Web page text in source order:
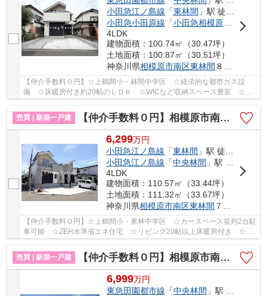
小田急江ノ島線 「東林間 」駅 徒歩14分
小田急小田原線 「小田急相模原」駅 バス4
4LDK
建物面積：100.74㎡（30.47坪）
土地面積：100.87㎡（30.51坪）
神奈川県相模原市南区東林間 ８丁目
【仲介手数料０円】☆上鶴間小・林間中学区 ☆経済的な都市ガス設
備 ☆床暖房付き約20帖のＬＤＫ ☆WICなど収納スペース豊富 ☆カ
売買 | 新築一戸建
【仲介手数料０円】相模原市南区東林間17期 新築一戸建て 全2棟
6,299万円
小田急江ノ島線 「東林間 」駅 徒歩13分
小田急江ノ島線 「中央林間 」駅 徒歩16分
4LDK
建物面積：110.57㎡（33.44坪）
土地面積：111.32㎡（33.67坪）
神奈川県相模原市南区東林間 ７丁目
【仲介手数料０円】☆上鶴間小・東林中学区 ☆カースペース並列2台駐
車可能 ☆ZEH水準省エネ住宅 ☆リビング20帖以上床暖房付き ☆2
売買 | 新築一戸建
【仲介手数料０円】相模原市南区東林間15期 新築一戸建て
6,999万円
東急田園都市線 「中央林間 」駅 徒歩10分